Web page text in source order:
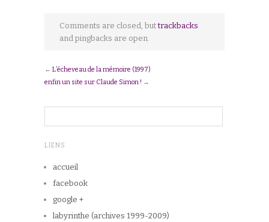
Comments are closed, buttrackbacks
and pingbacks are open.
← L’écheveau de la mémoire (1997)
enfin un site sur Claude Simon ! →
LIENS
accueil
facebook
google +
labyrinthe (archives 1999-2009)